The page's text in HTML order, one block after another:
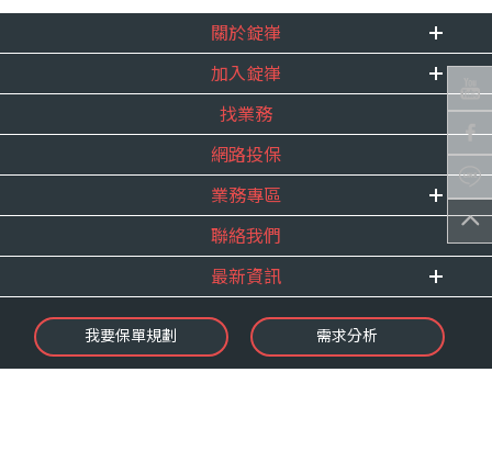
關於錠嵂
企業資訊
重要事跡
得獎紀錄
服務宣言
合作夥伴
加入錠嵂
內勤招聘
精英招募
年度增員計畫
找業務
網路投保
業務專區
E 線資源網
聯絡我們
最新資訊
最新消息
錠嵂焦點
我要保單規劃 需求分析